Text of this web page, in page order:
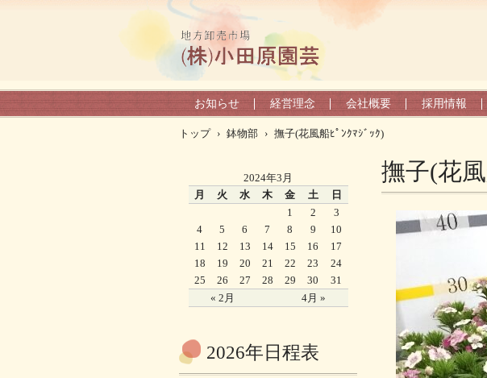
お知らせ 経営理念 会社概要 採用情報
トップ › 鉢物部 › 撫子(花風船ﾋﾟﾝｸﾏｼﾞｯｸ)
撫子(花
2024年3月
月
火 水 木 金 土 日
« 2月 4月 »
1 2
3
4
5 6 7 8 9
10
11
12 13 14 15 16
17
18
19 20 21 22 23
24
25
26 27 28 29 30 31
2026年日程表